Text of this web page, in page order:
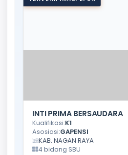
INTI PRIMA BERSAUDARA
Kualifikasi:K1
Asosiasi:GAPENSI
KAB. NAGAN RAYA
4 bidang SBU